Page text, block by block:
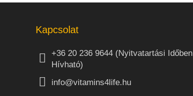
Kapcsolat
+36 20 236 9644 (Nyitvatartási Időben
Hívható)
info@vitamins4life.hu